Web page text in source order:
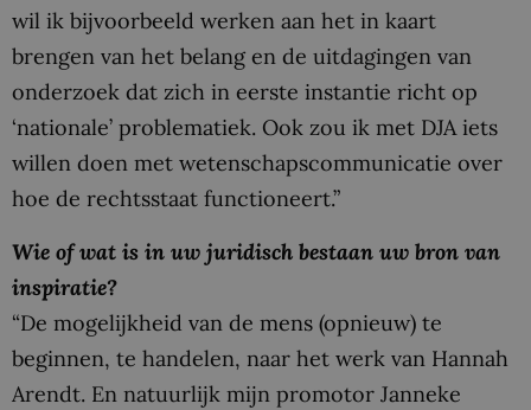
wil ik bijvoorbeeld werken aan het in kaart
brengen van het belang en de uitdagingen van
onderzoek dat zich in eerste instantie richt op
‘nationale’ problematiek. Ook zou ik met DJA iets
willen doen met wetenschapscommunicatie over
hoe de rechtsstaat functioneert.”
Wie of wat is in uw juridisch bestaan uw bron van
inspiratie?
“De mogelijkheid van de mens (opnieuw) te
beginnen, te handelen, naar het werk van Hannah
Arendt. En natuurlijk mijn promotor Janneke